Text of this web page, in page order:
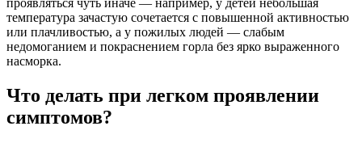
проявляться чуть иначе — например, у детей небольшая
температура зачастую сочетается с повышенной активностью
или плачливостью, а у пожилых людей — слабым
недомоганием и покраснением горла без ярко выраженного
насморка.
Что делать при легком проявлении
симптомов?